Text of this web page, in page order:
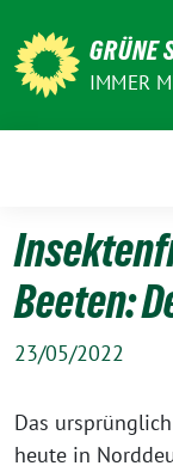
zum
Inhalt
GRÜNE
IMMER
Beeten:
23/05/2022
Das
heute in